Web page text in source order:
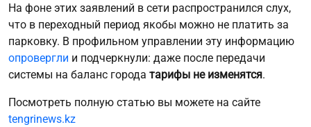
На фоне этих заявлений в сети распространился слух,
что в переходный период якобы можно не платить за
парковку. В профильном управлении эту информацию
опровергли и подчеркнули: даже после передачи
системы на баланс города тарифы не изменятся.
Посмотреть полную статью вы можете на сайте
tengrinews.kz